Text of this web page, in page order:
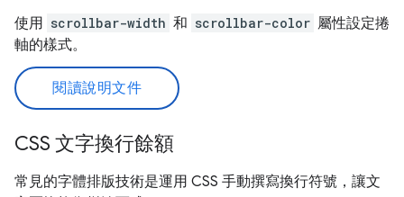
使用 scrollbar-width 和 scrollbar-color 屬性設定捲
軸的樣式。
閱讀說明文件
CSS 文字換行餘額
常見的字體排版技術是運用 CSS 手動撰寫換行符號，讓文